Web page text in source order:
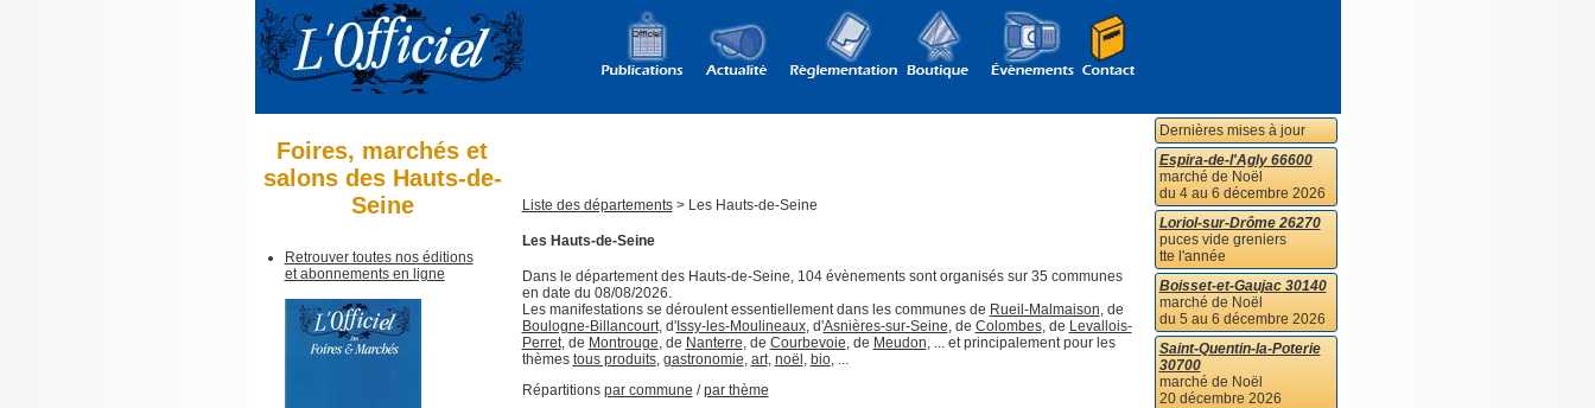
Foires, marchés et
salons des Hauts-de-
Seine
Retrouver toutes nos éditions
et abonnements en ligne
Liste des départements> Les Hauts-de-Seine
Les Hauts-de-Seine
Dans le département des Hauts-de-Seine, 104 évènements sont organisés sur 35 communes
en date du 08/08/2026.
Les manifestations se déroulent essentiellement dans les communes de Rueil-Malmaison, de
Boulogne-Billancourt, d'Issy-les-Moulineaux, d'Asnières-sur-Seine, de Colombes, de Levallois-
Perret, de Montrouge, de Nanterre, de Courbevoie, de Meudon, ... et principalement pour les
thèmes tous produits, gastronomie, art, noël , bio, ...
Répartitions par commune /par thème
Dernières mises à jour
Espira-de-l'Agly 66600
marché de Noël
du 4 au 6 décembre 2026
Loriol-sur-Drôme 26270
puces vide greniers
tte l'année
Boisset-et-Gaujac 30140
marché de Noël
du 5 au 6 décembre 2026
Saint-Quentin-la-Poterie
30700
marché de Noël
20 décembre 2026